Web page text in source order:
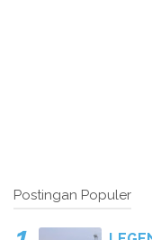
Postingan Populer